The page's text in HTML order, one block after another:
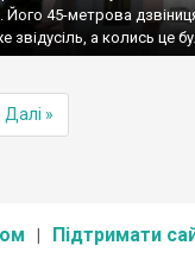
Його 45-метрова дзвіниця
звідусіль, а колись це
Далі »
Підтримати